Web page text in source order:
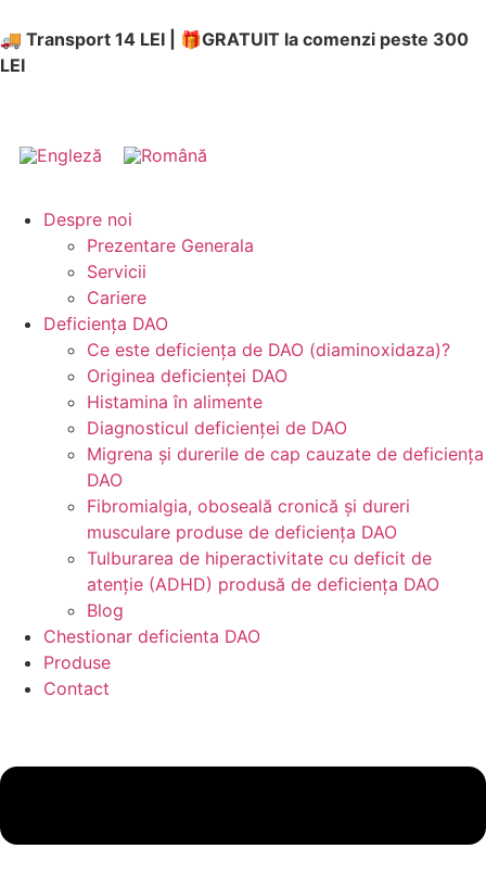
🚚 Transport 14 LEI | 🎁GRATUIT la comenzi peste 300
LEI
Despre noi
Prezentare Generala
Servicii
Cariere
Deficiența DAO
Ce este deficiența de DAO (diaminoxidaza)?
Originea deficienței DAO
Histamina în alimente
Diagnosticul deficienței de DAO
Migrena și durerile de cap cauzate de deficiența
DAO
Fibromialgia, oboseală cronică și dureri
musculare produse de deficiența DAO
Tulburarea de hiperactivitate cu deficit de
atenție (ADHD) produsă de deficiența DAO
Blog
Chestionar deficienta DAO
Produse
Contact